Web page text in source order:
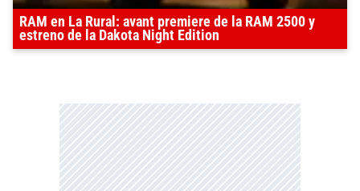
RAM en La Rural: avant premiere de la RAM 2500 y
estreno de la Dakota Night Edition